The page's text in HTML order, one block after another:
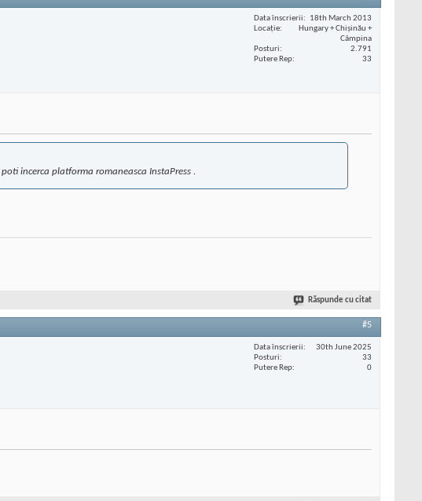
Data înscrierii
18th March 2013
Locaţie
Hungary + Chișinău +
Câmpina
Posturi
2.791
Putere Rep
33
poti incerca platforma romaneasca InstaPress .
Răspunde cu citat
#5
Data înscrierii
30th June 2025
Posturi
33
Putere Rep
0